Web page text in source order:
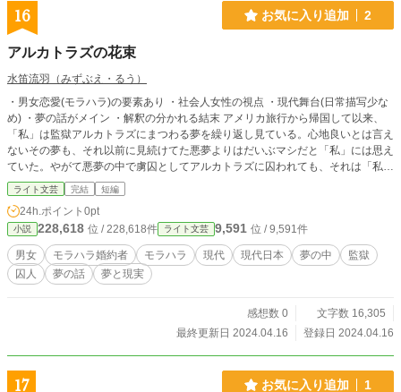
16 お気に入り追加 2
アルカトラズの花束
水笛流羽（みずぶえ・るう）
・男女恋愛(モラハラ)の要素あり ・社会人女性の視点 ・現代舞台(日常描写少な
め) ・夢の話がメイン ・解釈の分かれる結末 アメリカ旅行から帰国して以来、
「私」は監獄アルカトラズにまつわる夢を繰り返し見ている。心地良いとは言え
ないその夢も、それ以前に見続けてた悪夢よりはだいぶマシだと「私」には思え
ていた。やがて悪夢の中で虜囚としてアルカトラズに囚われても、それは「私」
にとっては悪夢ではなかった。
ライト文芸 完結 短編
24h.ポイント 0pt
小説 228,618 位 / 228,618件 ライト文芸 9,591 位 / 9,591件
男女 モラハラ婚約者 モラハラ 現代 現代日本 夢の中
監獄
囚人
夢の話 夢と現実
感想数 0
文字数 16,305
最終更新日 2024.04.16
登録日 2024.04.16
17 お気に入り追加 1